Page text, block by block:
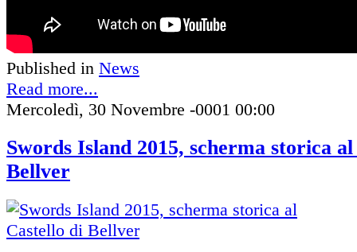
Published in News
Read more...
Mercoledì, 30 Novembre -0001 00:00
Swords Island 2015, scherma storica
Bellver